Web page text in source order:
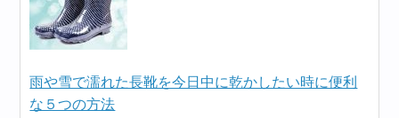
雨や雪で濡れた長靴を今日中に乾かしたい時に便利
な５つの方法